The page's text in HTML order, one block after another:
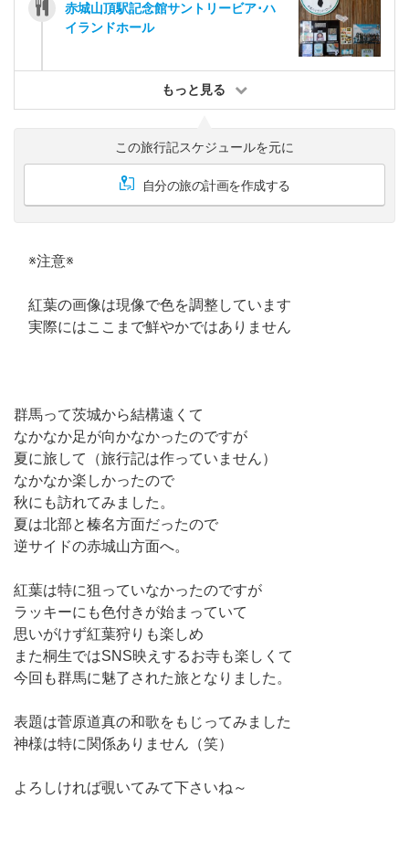
赤城山頂駅記念館サントリービア･ハ
イランドホール
もっと見る
この旅行記スケジュールを元に
自分の旅の計画を作成する
※注意※
紅葉の画像は現像で色を調整しています
実際にはここまで鮮やかではありません
群馬って茨城から結構遠くて
なかなか足が向かなかったのですが
夏に旅して（旅行記は作っていません）
なかなか楽しかったので
秋にも訪れてみました。
夏は北部と榛名方面だったので
逆サイドの赤城山方面へ。
紅葉は特に狙っていなかったのですが
ラッキーにも色付きが始まっていて
思いがけず紅葉狩りも楽しめ
また桐生ではSNS映えするお寺も楽しくて
今回も群馬に魅了された旅となりました。
表題は菅原道真の和歌をもじってみました
神様は特に関係ありません（笑）
よろしければ覗いてみて下さいね～